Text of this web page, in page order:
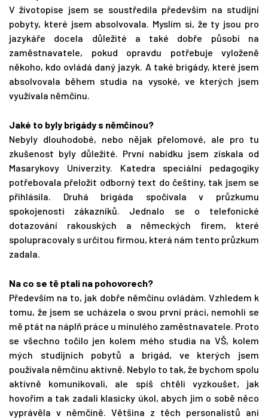
V životopise jsem se soustředila především na studijní
pobyty, které jsem absolvovala. Myslím si, že ty jsou pro
jazykáře docela důležité a také dobře působí na
zaměstnavatele, pokud opravdu potřebuje vyloženě
někoho, kdo ovládá daný jazyk. A také brigády, které jsem
absolvovala během studia na vysoké, ve kterých jsem
využívala němčinu.
Jaké to byly brigády s němčinou?
Nebyly dlouhodobé, nebo nějak přelomové, ale pro tu
zkušenost byly důležité. První nabídku jsem získala od
Masarykovy Univerzity. Katedra speciální pedagogiky
potřebovala přeložit odborný text do češtiny, tak jsem se
přihlásila. Druhá brigáda spočívala v průzkumu
spokojenosti zákazníků. Jednalo se o telefonické
dotazování rakouských a německých firem, které
spolupracovaly s určitou firmou, která nám tento průzkum
zadala.
Na co se tě ptali na pohovorech?
Především na to, jak dobře němčinu ovládám. Vzhledem k
tomu, že jsem se ucházela o svou první práci, nemohli se
mě ptát na náplň práce u minulého zaměstnavatele. Proto
se všechno točilo jen kolem mého studia na VŠ, kolem
mých studijních pobytů a brigád, ve kterých jsem
používala němčinu aktivně. Nebylo to tak, že bychom spolu
aktivně komunikovali, ale spíš chtěli vyzkoušet, jak
hovořím a tak zadali klasicky úkol, abych jim o sobě něco
vyprávěla v němčině. Většina z těch personalistů ani